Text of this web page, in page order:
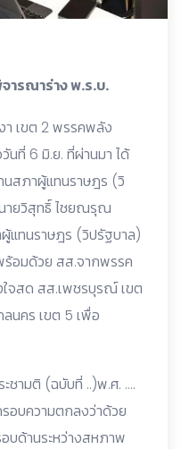
ารณาร่าง พ.ร.บ.
เขต 2 พรรคพลัง
นที่ 6 มิ.ย. ที่ผ่านมา ได้
นสภาผู้แทนราษฎร (วิ
ายวิสุทธิ์ ไชยณรุณ
แทนราษฎร (วิปรัฐบาล)
ร้อมด้วย สส.จากพรรค
จสด สส.เพชรบุรณ์ เขต
นคร เขต 5 เพื่อ
ชามติ (ฉบับที่ ..)พ.ศ. ….
อบความตกลงว่าด้วย
บด้านระหว่างสหภาพ